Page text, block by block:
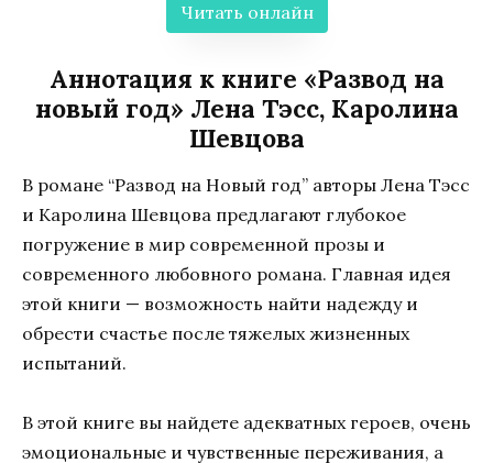
Читать онлайн
Аннотация к книге «Развод на
новый год» Лена Тэсс, Каролина
Шевцова
В романе “Развод на Новый год” авторы Лена Тэсс
и Каролина Шевцова предлагают глубокое
погружение в мир современной прозы и
современного любовного романа. Главная идея
этой книги — возможность найти надежду и
обрести счастье после тяжелых жизненных
испытаний.
В этой книге вы найдете адекватных героев, очень
эмоциональные и чувственные переживания, а